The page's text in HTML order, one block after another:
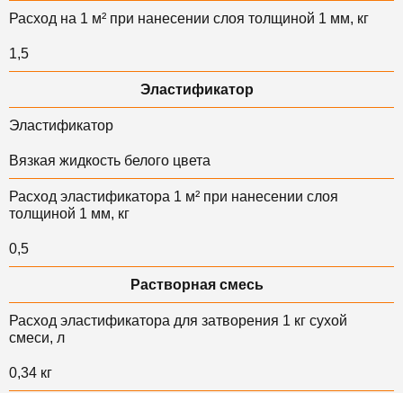
Расход на 1 м² при нанесении слоя толщиной 1 мм, кг
1,5
Эластификатор
Эластификатор
Вязкая жидкость белого цвета
Расход эластификатора 1 м² при нанесении слоя
толщиной 1 мм, кг
0,5
Растворная смесь
Расход эластификатора для затворения 1 кг сухой
смеси, л
0,34 кг